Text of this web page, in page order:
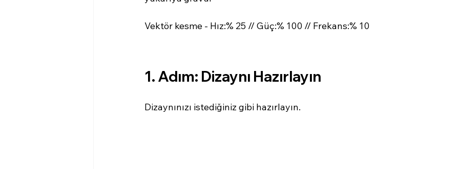
Vektör kesme - Hız:% 25 // Güç:% 100 // Frekans:% 10
1. Adım: Dizaynı Hazırlayın
Dizaynınızı istediğiniz gibi hazırlayın.